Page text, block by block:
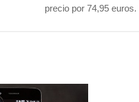
precio por 74,95